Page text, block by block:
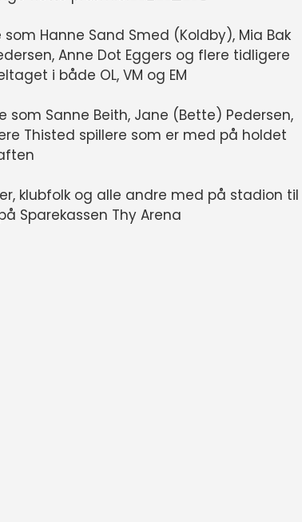
Hanne Sand Smed (Koldby), Mia Bak
Anne Dot Eggers og flere tidligere
i både OL, VM og EM
som Sanne Beith, Jane (Bette) Pedersen,
Thisted spillere som er med på holdet
klubfolk og alle andre med på stadion til
Sparekassen Thy Arena